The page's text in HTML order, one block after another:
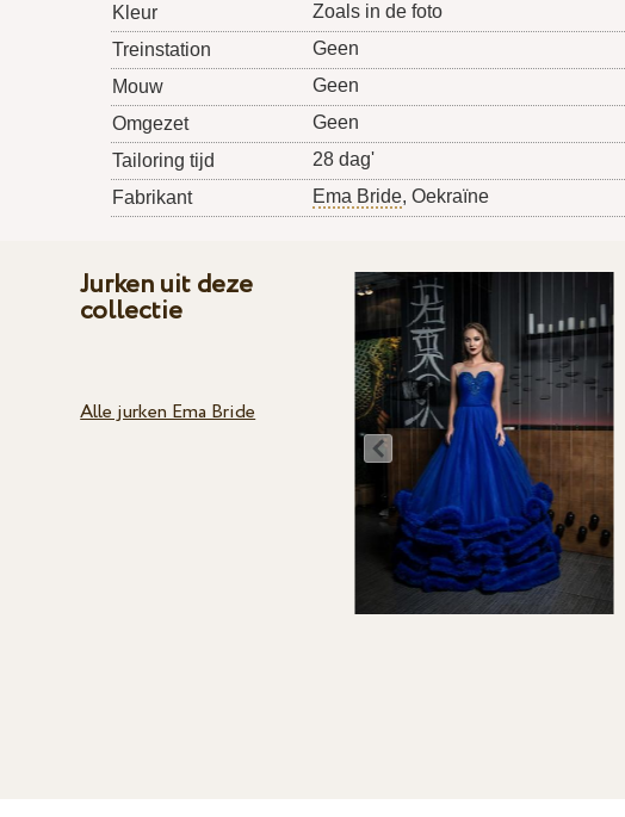
Kleur
Zoals in de foto
Treinstation
Geen
Mouw
Geen
Omgezet
Geen
Tailoring tijd
28 dag'
Fabrikant
Ema Bride, Oekraïne
Jurken uit deze
collectie
Alle jurken Ema Bride